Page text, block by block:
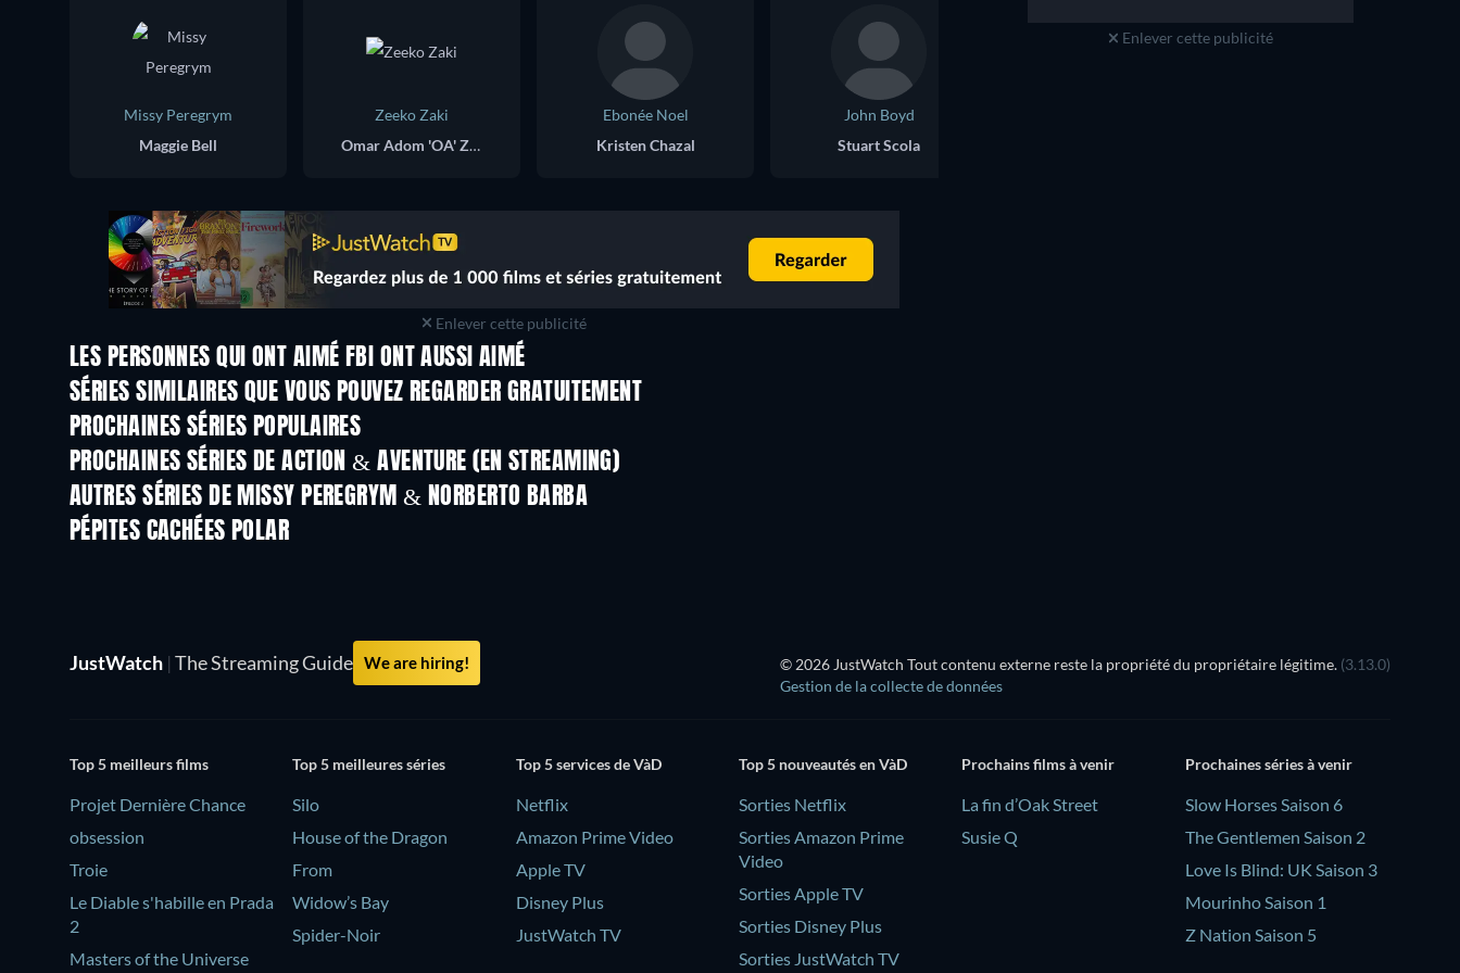
Enlever cette publicité
Missy Peregrym
Maggie Bell
Zeeko Zaki
Omar Adom 'OA' Zidan
Ebonée Noel
Kristen Chazal
John Boyd
Stuart Scola
Enlever cette publicité
LES PERSONNES QUI ONT AIMÉ FBI ONT AUSSI AIMÉ
Série
SÉRIES SIMILAIRES QUE VOUS POUVEZ REGARDER GRATUITEMENT
Série Série
PROCHAINES SÉRIES POPULAIRES
Série
PROCHAINES SÉRIES DE ACTION & AVENTURE (EN STREAMING)
Saison 2 Saison 5
AUTRES SÉRIES DE MISSY PEREGRYM & NORBERTO BARBA
Série Série
PÉPITES CACHÉES POLAR
JustWatch | The Streaming Guide We are hiring! © 2026 JustWatch Tout contenu externe reste la propriété du propriétaire légitime. (3.13.0)
Gestion de la collecte de données
Top 5 meilleurs films
Projet Dernière Chance
obsession
Troie
Le Diable s'habille en Prada
2
Masters of the Universe
Top 5 meilleures séries
Silo
House of the Dragon
From
Widow’s Bay
Spider-Noir
Top 5 services de VàD
Netflix
Amazon Prime Video
Apple TV
Disney Plus
JustWatch TV
Top 5 nouveautés en VàD
Sorties Netflix
Sorties Amazon Prime
Video
Sorties Apple TV
Sorties Disney Plus
Sorties JustWatch TV
Prochains films à venir
La fin d’Oak Street
Susie Q
Prochaines séries à venir
Slow Horses Saison 6
The Gentlemen Saison 2
Love Is Blind: UK Saison 3
Mourinho Saison 1
Z Nation Saison 5